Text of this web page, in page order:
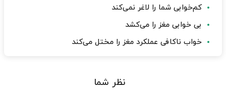
کم‌خوابی شما را لاغر نمی‌کند
بی خوابی مغز را می‌کشد
خواب ناکافی عملکرد مغز را مختل می‌کند
نظر شما